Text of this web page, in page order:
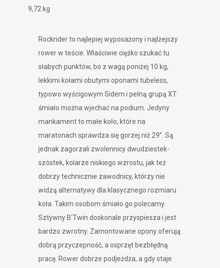
9,72 kg
Rockrider to najlepiej wyposażony i najlżejszy
rower w teście. Właściwie ciężko szukać tu
słabych punktów, bo z wagą poniżej 10 kg,
lekkimi kołami obutymi oponami tubeless,
typowo wyścigowym Sidem i pełną grupą XT
śmiało można wjechać na podium. Jedyny
mankament to małe koło, które na
maratonach sprawdza się gorzej niż 29”. Są
jednak zagorzali zwolennicy dwudziestek-
szóstek, kolarze niskiego wzrostu, jak też
dobrzy technicznie zawodnicy, którzy nie
widzą alternatywy dla klasycznego rozmiaru
koła. Takim osobom śmiało go polecamy.
Sztywny B’Twin doskonale przyspiesza i jest
bardzo zwrotny. Zamontowane opony oferują
dobrą przyczepność, a osprzęt bezbłędną
pracę. Rower dobrze podjeżdża, a gdy staje